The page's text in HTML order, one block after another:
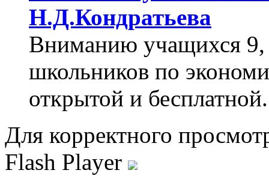
Н.Д.Кондратьева
Вниманию учащихся 9,
школьников по
открытой и бесплатной.
Для корректного
Flash Player